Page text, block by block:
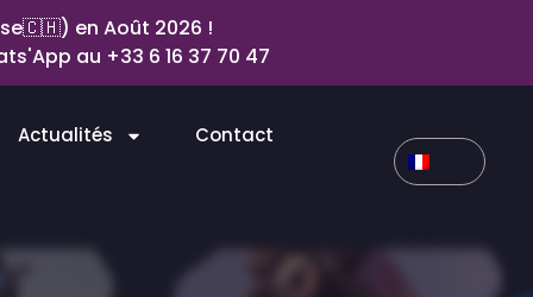
en Août 2026 !
au +33 6 16 37 70 47
Actualités Contact